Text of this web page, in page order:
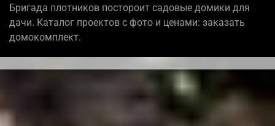
Бригада плотников постороит садовые домики для
дачи. Каталог проектов с фото и ценами: заказать
домокомплект.